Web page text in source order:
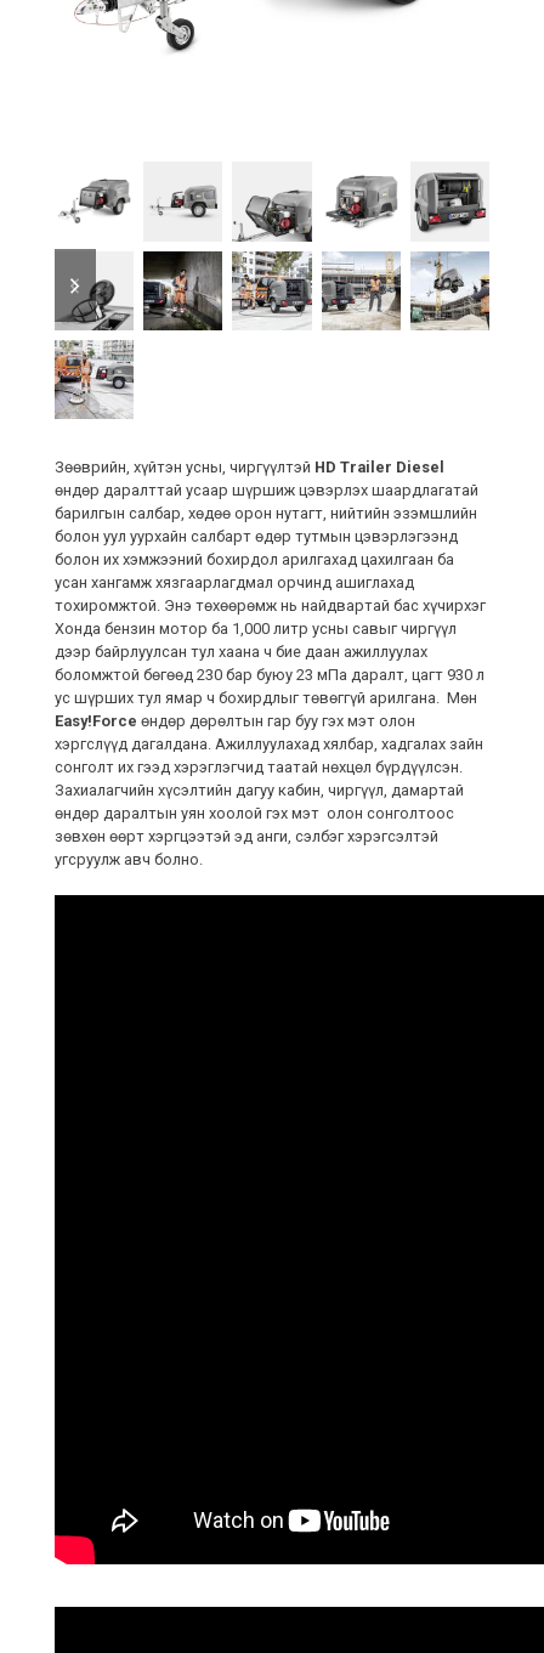
slide
slide
Зөөврийн, хүйтэн усны, чиргүүлтэй HD Trailer Diesel
өндөр даралттай усаар шүршиж цэвэрлэх шаардлагатай
барилгын салбар, хөдөө орон нутагт, нийтийн эзэмшлийн
болон уул уурхайн салбарт өдөр тутмын цэвэрлэгээнд
болон их хэмжээний бохирдол арилгахад цахилгаан ба
усан хангамж хязгаарлагдмал орчинд ашиглахад
тохиромжтой. Энэ төхөөрөмж нь найдвартай бас хүчирхэг
Хонда бензин мотор ба 1,000 литр усны савыг чиргүүл
дээр байрлуулсан тул хаана ч бие даан ажиллуулах
боломжтой бөгөөд 230 бар буюу 23 мПа даралт, цагт 930 л
ус шүрших тул ямар ч бохирдлыг төвөггүй арилгана. Мөн
Easy!Force өндөр дөрөлтын гар буу гэх мэт олон
хэргслүүд дагалдана. Ажиллуулахад хялбар, хадгалах зайн
сонголт их гээд хэрэглэгчид таатай нөхцөл бүрдүүлсэн.
Захиалагчийн хүсэлтийн дагуу кабин, чиргүүл, дамартай
өндөр даралтын уян хоолой гэх мэт олон сонголтоос
зөвхөн өөрт хэргцээтэй эд анги, сэлбэг хэрэгсэлтэй
угсруулж авч болно.